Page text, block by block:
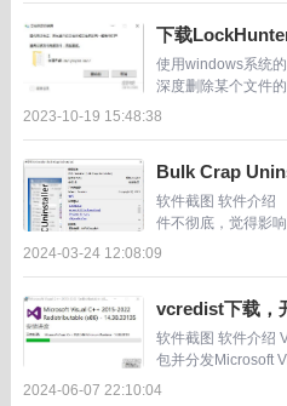
下载
在另一程序中
使用windows系统
深度删除某个文件
被使用。
2023-10-19 15:48:38
Bulk Crap
方法删除软件
软件截图 软件介
件不彻底，觉得影
成了不少困扰，狠
2024-03-24 12:08:09
vcredist下载，
具包
软件截图 软件介绍
包并分发Microsoft
具。它基于
2024-06-07 22:10:04